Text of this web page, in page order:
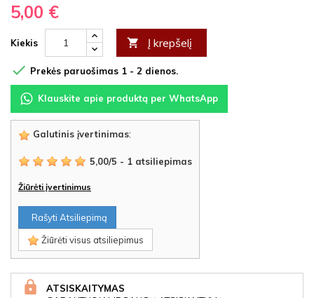
5,00 €
Kiekis  Į krepšelį
 Prekės paruošimas 1 - 2 dienos.
Klauskite apie produktą per WhatsApp
Galutinis įvertinimas:
5,00/5 - 1 atsiliepimas
Žiūrėti įvertinimus
Rašyti Atsiliepimą
Žiūrėti visus atsiliepimus
ATSISKAITYMAS